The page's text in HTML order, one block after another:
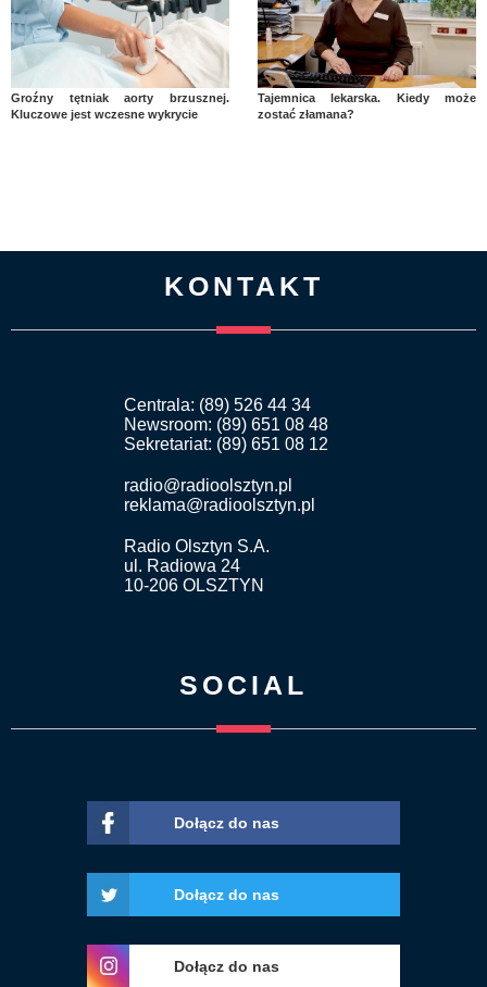
Groźny tętniak aorty brzusznej.
Kluczowe jest wczesne wykrycie
Tajemnica lekarska. Kiedy może
zostać złamana?
KONTAKT
Centrala: (89) 526 44 34
Newsroom: (89) 651 08 48
Sekretariat: (89) 651 08 12
radio@radioolsztyn.pl
reklama@radioolsztyn.pl
Radio Olsztyn S.A.
ul. Radiowa 24
10-206 OLSZTYN
SOCIAL
Dołącz do nas
Dołącz do nas
Dołącz do nas